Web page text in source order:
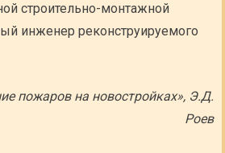
строительно-монтажной
инженер реконструируемого
пожаров на новостройках», Э.Д.
Роев